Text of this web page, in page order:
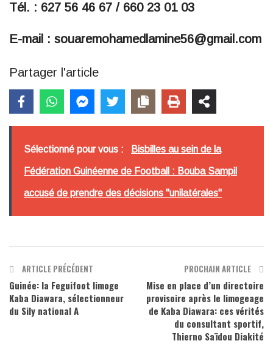
Tél. : 627 56 46 67 / 660 23 01 03
E-mail : souaremohamedlamine56@gmail.com
Partager l'article
Sélectionné pour vous : Bisbilles au sein de la
Fédération Guinéenne de Football : Bouba Sampil
accusé de prendre des décisions "unilatérales"
ARTICLE PRÉCÉDENT
Guinée: la Feguifoot limoge
Kaba Diawara, sélectionneur
du Sily national A
PROCHAIN ARTICLE
Mise en place d’un directoire
provisoire après le limogeage
de Kaba Diawara: ces vérités
du consultant sportif,
Thierno Saïdou Diakité